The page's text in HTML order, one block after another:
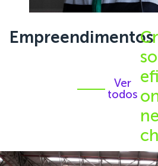
Empreendimentos
Ver
todos